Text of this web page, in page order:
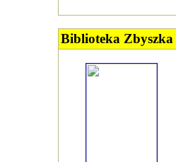
Biblioteka Zbyszka